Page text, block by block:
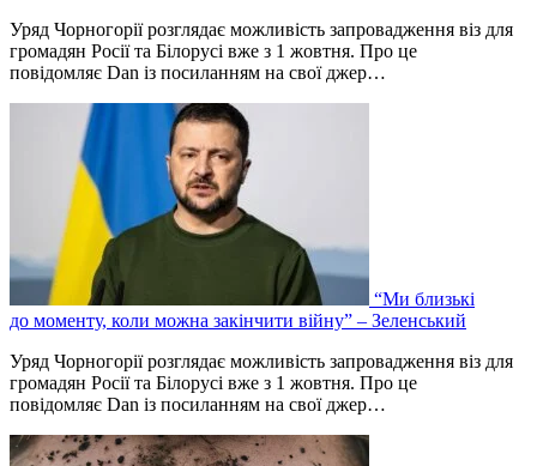
Уряд Чорногорії розглядає можливість запровадження віз для
громадян Росії та Білорусі вже з 1 жовтня. Про це
повідомляє Dan із посиланням на свої джер…
“Ми близькі
до моменту, коли можна закінчити війну” – Зеленський
Уряд Чорногорії розглядає можливість запровадження віз для
громадян Росії та Білорусі вже з 1 жовтня. Про це
повідомляє Dan із посиланням на свої джер…